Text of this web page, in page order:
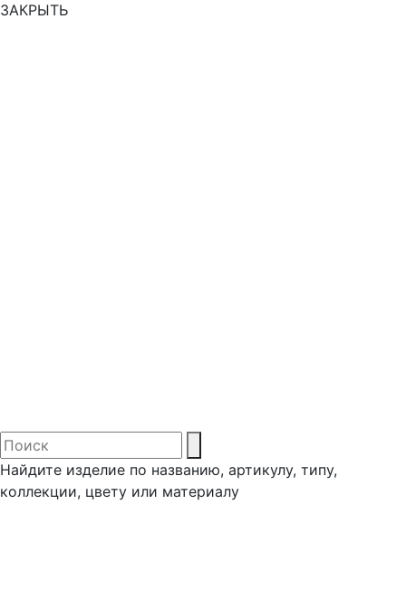
ЗАКРЫТЬ
Найдите изделие по названию, артикулу, типу,
коллекции, цвету или материалу